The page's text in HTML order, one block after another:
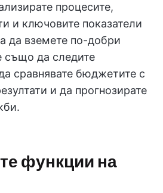
процесите,
и ключовите показатели
да вземете по-добри
да следите
сравнявате бюджетите с
и да прогнозирате
функции на